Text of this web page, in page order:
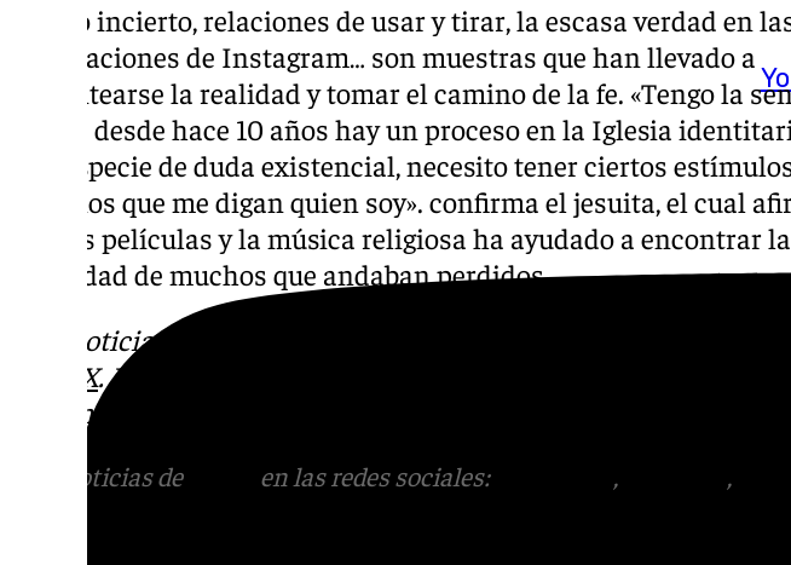
Futuro incierto, relaciones de usar y tirar, la escasa verdad en
publicaciones de Instagram… son muestras que han llevado a
replantearse la realidad y tomar el camino de la fe. «Tengo la
de que desde hace 10 años hay un proceso en la Iglesia
una especie de duda existencial, necesito tener ciertos
externos que me digan quien soy». confirma el jesuita, el cual
que las películas y la música religiosa ha ayudado a encontrar la
identidad de muchos que andaban perdidos.
Más noticias de
X. Puedes ponerte en contacto con nosotros en el correo
informativos@101tv.es
Más noticias de en las redes sociales: , ,